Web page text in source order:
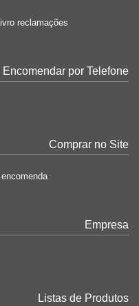
reclamações
Encomendar por Telefone
Comprar no Site
Empresa
Listas de Produtos